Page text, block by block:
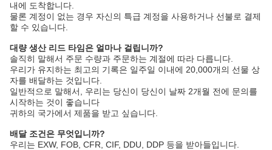
내에 도착합니다.
물론 계정이 없는 경우 자신의 특급 계정을 사용하거나 선불로 결제
할 수 있습니다.
대량 생산 리드 타임은 얼마나 걸립니까?
솔직히 말해서 주문 수량과 주문하는 계절에 따라 다릅니다.
우리가 유지하는 최고의 기록은 일주일 이내에 20,000개의 선물 상
자를 배달하는 것입니다.
일반적으로 말해서, 우리는 당신이 당신이 날짜 2개월 전에 문의를
시작하는 것이 좋습니다
귀하의 국가에서 제품을 받고 싶습니다.
배달 조건은 무엇입니까?
우리는 EXW, FOB, CFR, CIF, DDU, DDP 등을 받아들입니다.